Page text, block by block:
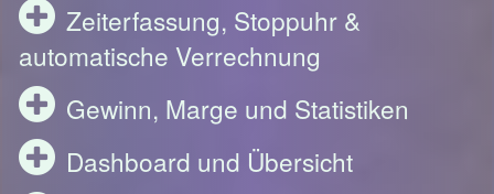
Zeiterfassung, Stoppuhr &
automatische Verrechnung
Gewinn, Marge und Statistiken
Dashboard und Übersicht